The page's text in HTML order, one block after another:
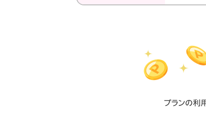
プランの利